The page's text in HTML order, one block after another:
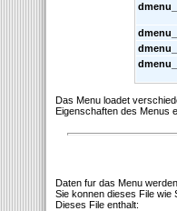
Das Menu loadet
Eigenschaften des Menus
Daten fur das Menu
Sie konnen dieses File wie
Dieses File enthalt: